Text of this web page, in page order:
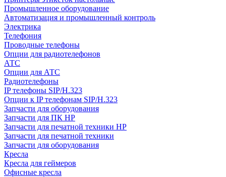
Промышленное оборудование
Автоматизация и промышленный контроль
Электрика
Телефония
Проводные телефоны
Опции для радиотелефонов
АТС
Опции для АТС
Радиотелефоны
IP телефоны SIP/H.323
Опции к IP телефонам SIP/H.323
Запчасти для оборудования
Запчасти для ПК HP
Запчасти для печатной техники HP
Запчасти для печатной техники
Запчасти для оборудования
Кресла
Кресла для геймеров
Офисные кресла